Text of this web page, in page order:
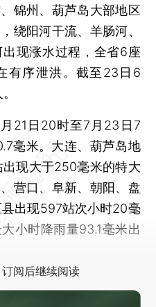
锦州、葫芦岛大部地区
绕阳河干流、羊肠河、
现涨水过程，全省6座
有序泄洪。截至23日6
21日20时至7月23日7
毫米。大连、葫芦岛地
现大于250毫米的特大
营口、阜新、朝阳、盘
出现597站次小时20毫
小时降雨量93.1毫米出
阅后继续阅读